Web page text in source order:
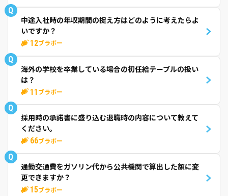
Q
中途入社時の年収期間の捉え方はどのように考えたらよ
いですか？
12ブラボー
Q
海外の学校を卒業している場合の初任給テーブルの扱い
は？
11 ブラボー
Q
採用時の承諾書に盛り込む退職時の内容について教えて
ください。
66ブラボー
Q
通勤交通費をガソリン代から公共機関で算出した額に変
更できますか？
15ブラボー